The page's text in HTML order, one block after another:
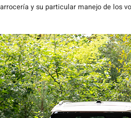
y su particular manejo de los